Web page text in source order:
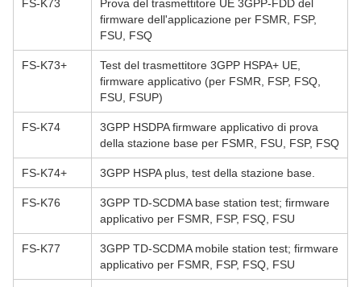
FS-K73
Prova del trasmettitore UE 3GPP-FDD del
firmware dell'applicazione per FSMR, FSP,
FSU, FSQ
FS-K73+
Test del trasmettitore 3GPP HSPA+ UE,
firmware applicativo (per FSMR, FSP, FSQ,
FSU, FSUP)
FS-K74
3GPP HSDPA firmware applicativo di prova
della stazione base per FSMR, FSU, FSP, FSQ
FS-K74+ 3GPP HSPA plus, test della stazione base.
FS-K76
3GPP TD-SCDMA base station test; firmware
applicativo per FSMR, FSP, FSQ, FSU
FS-K77
3GPP TD-SCDMA mobile station test; firmware
applicativo per FSMR, FSP, FSQ, FSU